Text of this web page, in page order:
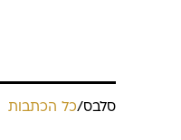
סלבס/כל הכתבות